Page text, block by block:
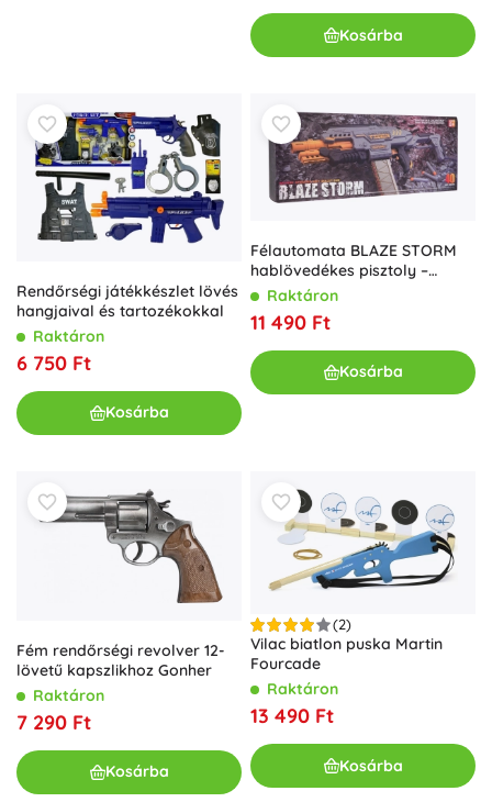
Kosárba
Rendőrségi játékkészlet lövés
hangjaival és tartozékokkal
Raktáron
6 750 Ft
Kosárba
Félautomata BLAZE STORM
hablövedékes pisztoly –
szürke
Raktáron
11 490 Ft
Kosárba
Fém rendőrségi revolver 12-
lövetű kapszlikhoz Gonher
Raktáron
7 290 Ft
Kosárba
(2)
Vilac biatlon puska Martin
Fourcade
Raktáron
13 490 Ft
Kosárba